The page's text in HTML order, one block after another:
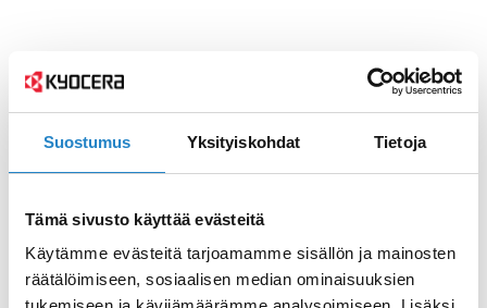
Suostumus Yksityiskohdat Tietoja
Tämä sivusto käyttää evästeitä
Käytämme evästeitä tarjoamamme sisällön ja mainosten
räätälöimiseen, sosiaalisen median ominaisuuksien